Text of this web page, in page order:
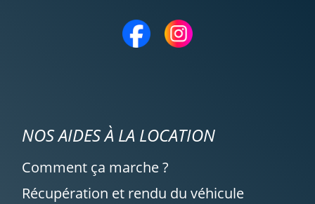
NOS AIDES À LA LOCATION
Comment ça marche ?
Récupération et rendu du véhicule